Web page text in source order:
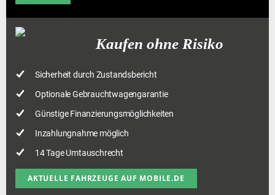
Kaufen ohne Risiko
Sicherheit durch Zustandsbericht
Optionale Gebrauchtwagengarantie
Günstige Finanzierungsmöglichkeiten
Inzahlungnahme möglich
14 Tage Umtauschrecht
AKTUELLE FAHRZEUGE AUF MOBILE.DE
FAHRZEUGE AUF MOBILE.DE